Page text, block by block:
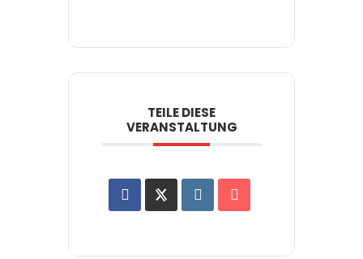
TEILE DIESE
VERANSTALTUNG